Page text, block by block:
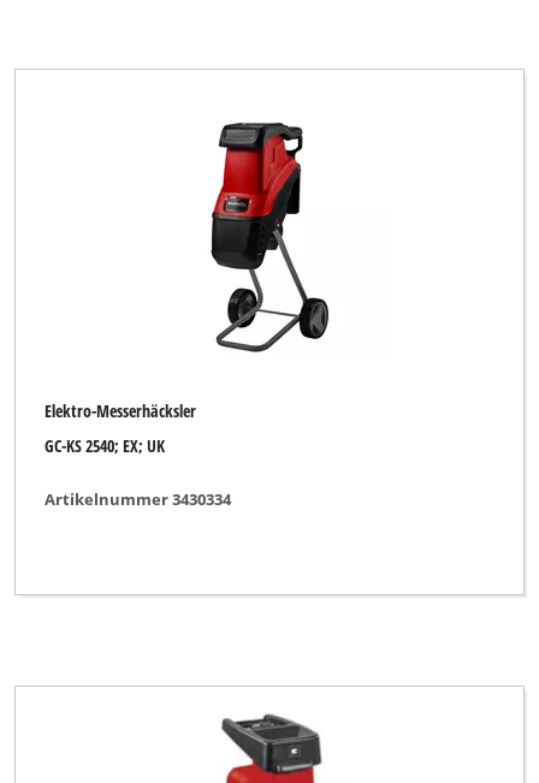
Elektro-Messerhäcksler
GC-KS 2540; EX; UK
Artikelnummer 3430334